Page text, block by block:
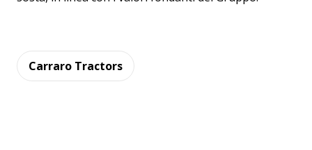
Carraro Tractors